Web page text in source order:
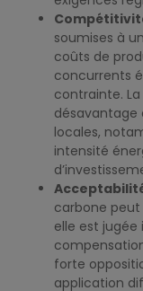
soumises à
coûts de
concurrents
contrainte.
désavantage
locales,
intensité
carbone
elle est jugée
forte
application